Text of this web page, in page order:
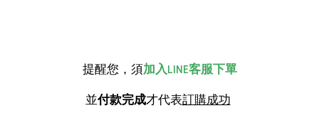
提醒您，須加入LINE客服下單
並付款完成才代表訂購成功